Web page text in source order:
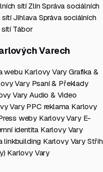
sítí ZlínSpráva sociálních
sítí Jihlava Správa sociálních
Tábor
Varech
webu Karlovy VaryGrafika &
Vary Psaní & Překlady
VaryAudio & Video
Vary PPC reklama Karlovy
weby Karlovy Vary E-
identita Karlovy Vary
linkbuilding Karlovy Vary Střih
Karlovy Vary